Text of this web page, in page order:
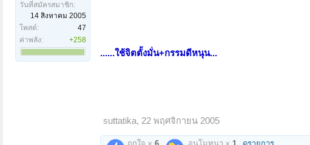
วันที่สมัครสมาชิก:
14 สิงหาคม 2005
โพสต์:
47
ค่าพลัง:
+258
......ใช้จิตตั้งมั่น+กรรมดีหนุน...
suttatika, 22 พฤศจิกายน 2005